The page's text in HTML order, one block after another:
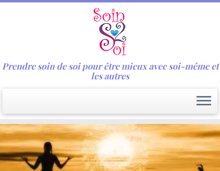
Passer
au
contenu
Prendre soin de soi pour être mieux avec soi-même et
les autres